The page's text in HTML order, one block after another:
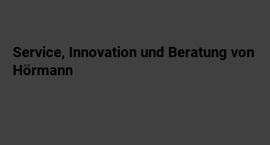
Service, Innovation und Beratung von
Hörmann